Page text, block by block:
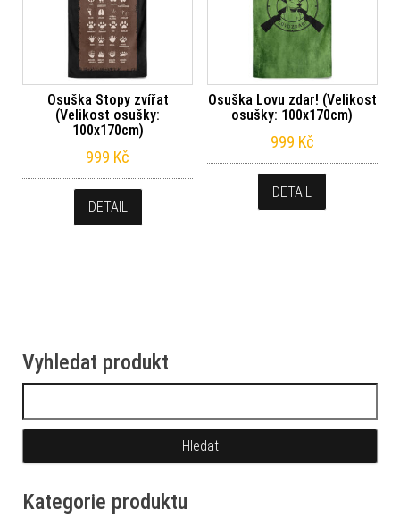
Osuška Stopy zvířat
(Velikost osušky:
100x170cm)
999 Kč
DETAIL
Osuška Lovu zdar! (Velikost
osušky: 100x170cm)
999 Kč
DETAIL
Vyhledat produkt
Kategorie produktu